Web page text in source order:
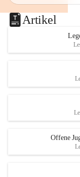
Artikel
Offene